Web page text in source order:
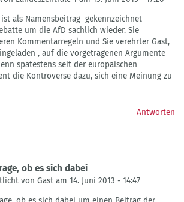
als Namensbeitrag gekennzeichnet
um die AfD sachlich wieder. Sie
Kommentarregeln und Sie verehrter Gast,
, auf die vorgetragenen Argumente
spätestens seit der europäischen
die Kontroverse dazu, sich eine Meinung zu
Antworten
ob es sich dabei
von Gast am 14. Juni 2013 - 14:47